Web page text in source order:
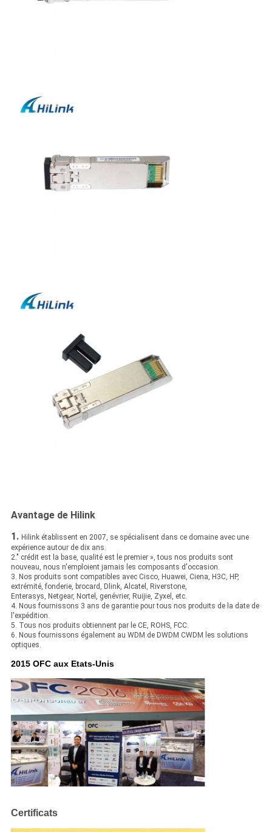
Avantage de Hilink
1. Hilink établissent en 2007, se spécialisent dans ce domaine avec une
expérience autour de dix ans.
2." crédit est la base, qualité est le premier », tous nos produits sont
nouveau, nous n'emploient jamais les composants d'occasion.
3. Nos produits sont compatibles avec Cisco, Huawei, Ciena, H3C, HP,
extrémité, fonderie, brocard, Dlink, Alcatel, Riverstone,
Enterasys, Netgear, Nortel, genévrier, Ruijie, Zyxel, etc.
4. Nous fournissons 3 ans de garantie pour tous nos produits de la date de
l'expédition.
5. Tous nos produits obtiennent par le CE, ROHS, FCC.
6. Nous fournissons également au WDM de DWDM CWDM les solutions
optiques.
2015 OFC aux Etats-Unis
Certificats